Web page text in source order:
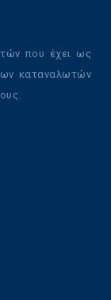
που έχει ως
καταναλωτών